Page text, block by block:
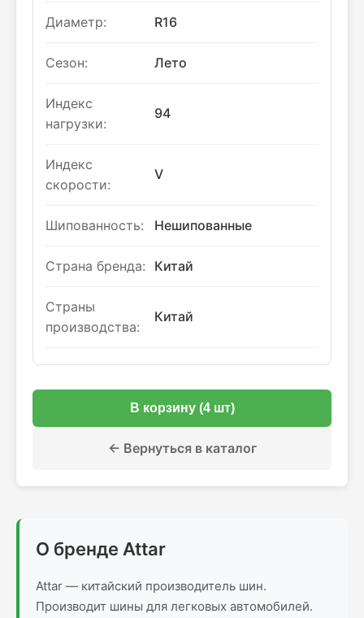
Диаметр: R16
Сезон: Лето
Индекс
нагрузки:
94
Индекс
скорости:
V
Шипованность: Нешипованные
Страна бренда: Китай
Страны
производства:
Китай
В корзину (4 шт)
← Вернуться в каталог
О бренде Attar
Attar — китайский производитель шин.
Производит шины для легковых автомобилей.